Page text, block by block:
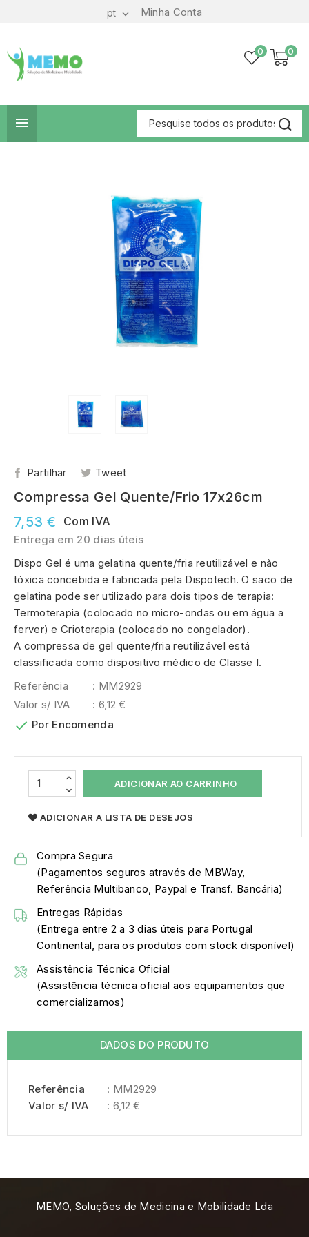
Minha Conta
pt 
0
0

Partilhar Tweet
Compressa Gel Quente/Frio 17x26cm
7,53 €
Com IVA
Entrega em 20 dias úteis
Dispo Gel é uma gelatina quente/fria reutilizável e não
tóxica concebida e fabricada pela Dispotech. O saco de
gelatina pode ser utilizado para dois tipos de terapia:
Termoterapia (colocado no micro-ondas ou em água a
ferver) e Crioterapia (colocado no congelador).
A compressa de gel quente/fria reutilizável está
classificada como dispositivo médico de Classe I.
Referência
: MM2929
Valor s/ IVA
: 6,12 €
 Por Encomenda
ADICIONAR AO CARRINHO
ADICIONAR A LISTA DE DESEJOS
Compra Segura
(Pagamentos seguros através de MBWay,
Referência Multibanco, Paypal e Transf. Bancária)
Entregas Rápidas
(Entrega entre 2 a 3 dias úteis para Portugal
Continental, para os produtos com stock disponível)
Assistência Técnica Oficial
(Assistência técnica oficial aos equipamentos que
comercializamos)
DADOS DO PRODUTO
Referência
: MM2929
Valor s/ IVA
: 6,12 €
MEMO, Soluções de Medicina e Mobilidade Lda